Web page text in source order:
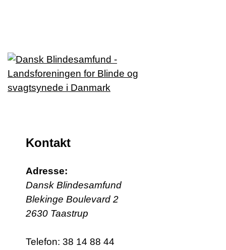
Kontakt
Adresse:
Dansk Blindesamfund
Blekinge Boulevard 2
2630 Taastrup
Telefon: 38 14 88 44